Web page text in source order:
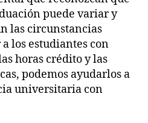
puede variar y
las circunstancias
los estudiantes con
horas crédito y las
podemos ayudarlos a
universitaria con